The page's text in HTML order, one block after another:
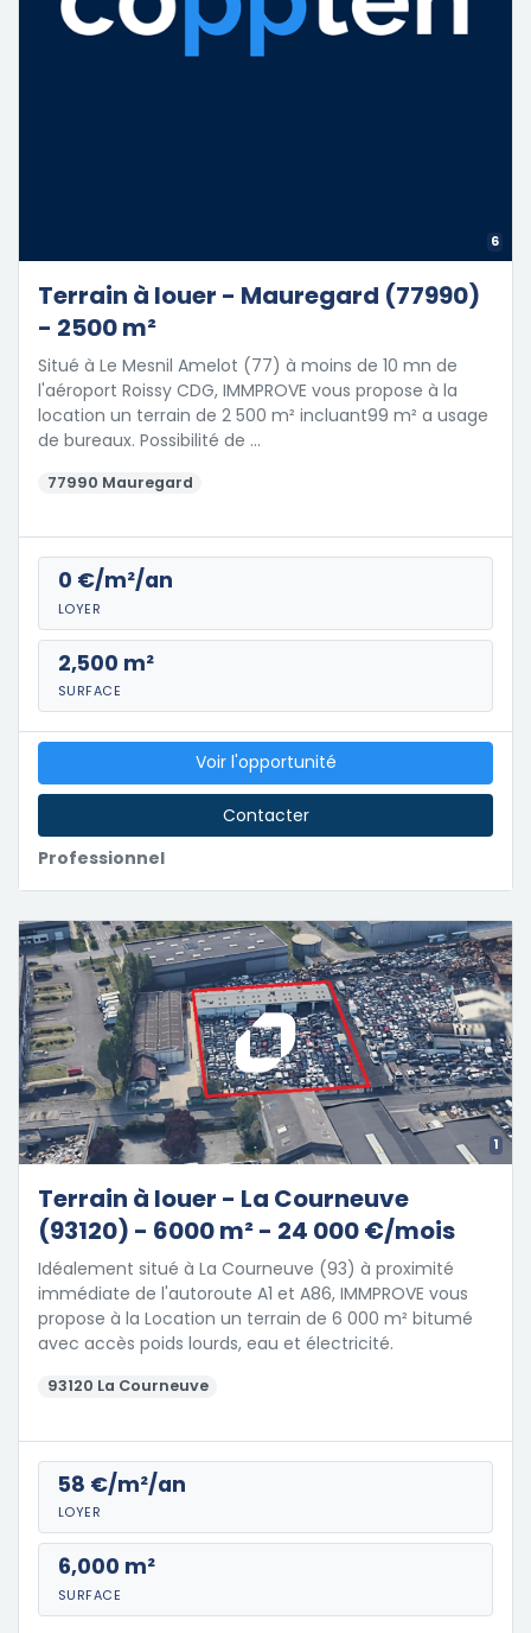
6
Terrain à louer - Mauregard (77990)
- 2500 m²
Situé à Le Mesnil Amelot (77) à moins de 10 mn de
l'aéroport Roissy CDG, IMMPROVE vous propose à la
location un terrain de 2 500 m² incluant99 m² a usage
de bureaux. Possibilité de …
77990 Mauregard
0 €/m²/an
LOYER
2,500 m²
SURFACE
Professionnel
Voir l'opportunité
Contacter
1
Terrain à louer - La Courneuve
(93120) - 6000 m² - 24 000 €/mois
Idéalement situé à La Courneuve (93) à proximité
immédiate de l'autoroute A1 et A86, IMMPROVE vous
propose à la Location un terrain de 6 000 m² bitumé
avec accès poids lourds, eau et électricité.
93120 La Courneuve
58 €/m²/an
LOYER
6,000 m²
SURFACE